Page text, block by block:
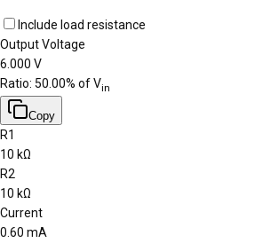
Include load resistance
Output Voltage
6.000 V
Ratio: 50.00% of Vin
Copy
R1
10 kΩ
R2
10 kΩ
Current
0.60 mA